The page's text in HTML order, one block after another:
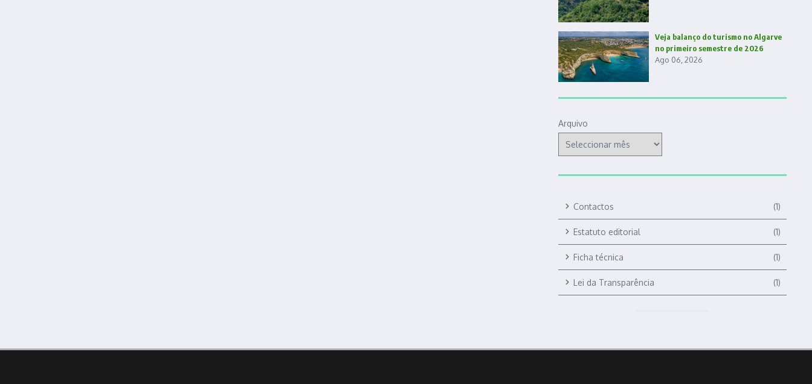
Veja balanço do turismo no Algarve
no primeiro semestre de 2026
Ago 06, 2026
Arquivo
Contactos (1)
Estatuto editorial (1)
Ficha técnica (1)
Lei da Transparência (1)